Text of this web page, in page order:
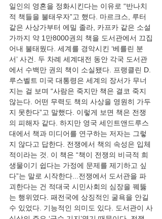
일인의 영혼을 정화시킨다는 이유로 “반나치
적 책들을 불태우자”고 했다. 마르크스, 루터
같은 사상가부터 에밀 졸라, 카프카 같은 소설
가까지 약 1만8000권의 책을 도서관에서 끄집
어내 불태웠다. 세계를 경악시킨 ‘베를린 분
서’ 사건. 두 차례 세계대전 동안 각국 도서관
에서 수백만 권의 책이 소실됐다. 프랭클린 D.
루스벨트 미국 대통령은 세계의 장서가 무너
지는 걸 보며 “사람은 죽지만 책은 결코 죽지
않는다. 어떤 무력도 책의 사상을 영원히 가두
지 못한다”고 말했다. 이렇게 보면 책은 전쟁
의 피해자 같다. 하지만 영국 세인트앤드루스
대에서 책과 미디어를 연구하는 저자는 그렇
지 않다고 답한다. 전쟁에서 책의 속성은 입체
적이라는 것. 이 책은 “책이 전쟁의 비극적 희
생물이기 쉽다는 가정에 문제를 제기하고 싶
다”는 말로 시작한다...전쟁에서 도서관을 파
괴한다는 건 적대국 시민사회의 심장을 꿰뚫
는 행위였다. 패전국에 상징적인 굴욕을 안길
수 있었다. 기능적인 의미도 있다. 도서관이 사